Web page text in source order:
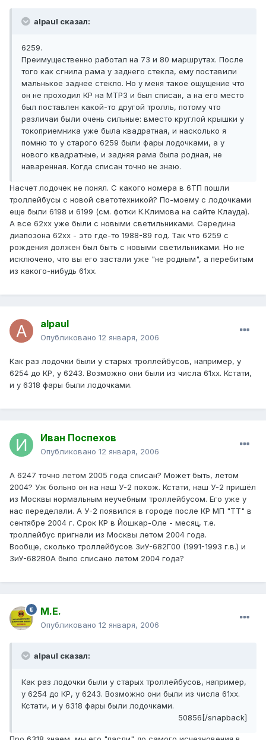
alpaul сказал:
6259.
Преимущественно работал на 73 и 80 маршрутах. После
того как сгнила рама у заднего стекла, ему поставили
мальнькое заднее стекло. Но у меня такое ощущение что
он не проходил КР на МТРЗ и был списан, а на его место
был поставлен какой-то другой тролль, потому что
различаи были очень сильные: вместо круглой крышки у
токоприемника уже была квадратная, и насколько я
помню то у старого 6259 были фары лодочками, а у
нового квадратные, и задняя рама была родная, не
наваренная. Когда списан точно не знаю.
Насчет лодочек не понял. С какого номера в 6ТП пошли
троллейбусы с новой светотехникой? По-моему с лодочками
еще были 6198 и 6199 (см. фотки К.Климова на сайте Клауда).
А все 62хх уже были с новыми светильниками. Середина
диапозона 62хх - это где-то 1988-89 год. Так что 6259 с
рождения должен был быть с новыми светильниками. Но не
исключено, что вы его застали уже "не родным", а перебитым
из какого-нибудь 61хх.
alpaul
Опубликовано 12 января, 2006
Как раз лодочки были у старых троллейбусов, например, у
6254 до КР, у 6243. Возможно они были из числа 61хх. Кстати,
и у 6318 фары были лодочками.
Иван Поспехов
Опубликовано 12 января, 2006
А 6247 точно летом 2005 года списан? Может быть, летом
2004? Уж больно он на наш У-2 похож. Кстати, наш У-2 пришёл
из Москвы нормальным неучебным троллейбусом. Его уже у
нас переделали. А У-2 появился в городе после КР МП "ТТ" в
сентябре 2004 г. Срок КР в Йошкар-Оле - месяц, т.е.
троллейбус пригнали из Москвы летом 2004 года.
Вообще, сколько троллейбусов ЗиУ-682Г00 (1991-1993 г.в.) и
ЗиУ-682В0А было списано летом 2004 года?
М.Е.
Опубликовано 12 января, 2006
alpaul сказал:
Как раз лодочки были у старых троллейбусов, например,
у 6254 до КР, у 6243. Возможно они были из числа 61хх.
Кстати, и у 6318 фары были лодочками.
50856[/snapback]